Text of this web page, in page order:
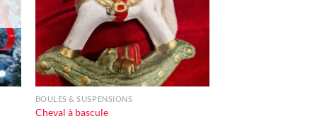
+
BOULES & SUSPENSIONS
Cheval à bascule